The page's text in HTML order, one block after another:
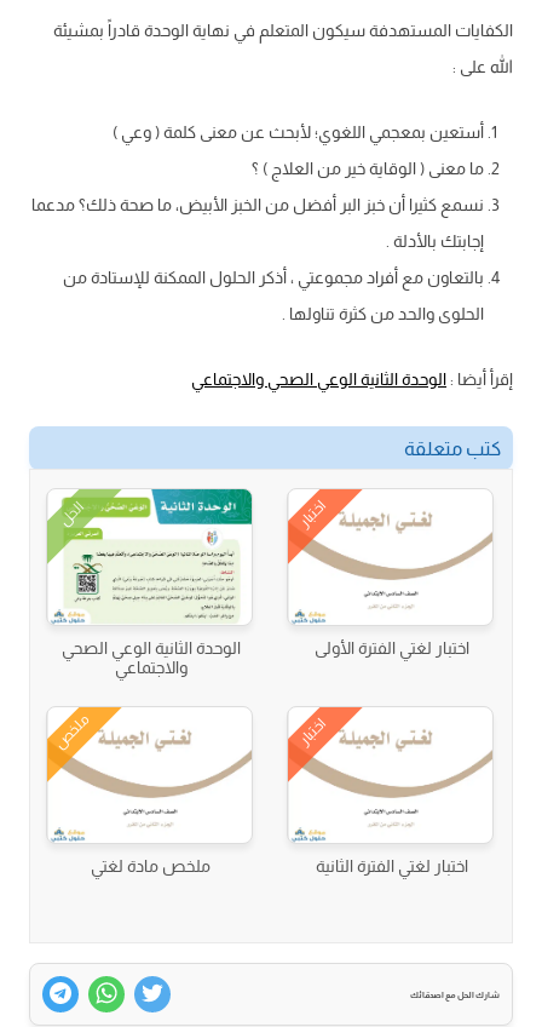
الكفايات المستهدفة سيكون المتعلم في نهاية الوحدة قادراً بمشيئة
الله على :
أستعين بمعجمي اللغوي؛ لأبحث عن معنى كلمة ( وعي )
ما معنى ( الوقاية خير من العلاج ) ؟
نسمع كثيرا أن خبز البر أفضل من الخبز الأبيض، ما صحة ذلك؟ مدعما
إجابتك بالأدلة .
بالتعاون مع أفراد مجموعتي ، أذكر الحلول الممكنة للإستادة من
الحلوى والحد من كثرة تناولها .
إقرأ أيضا :الوحدة الثانية الوعي الصحي والاجتماعي
كتب متعلقة
اختبار
اختبار لغتي الفترة الأولى
الحل
الوحدة الثانية الوعي الصحي
والاجتماعي
اختبار
اختبار لغتي الفترة الثانية
ملخص
ملخص مادة لغتي
شارك الحل مع اصدقائك